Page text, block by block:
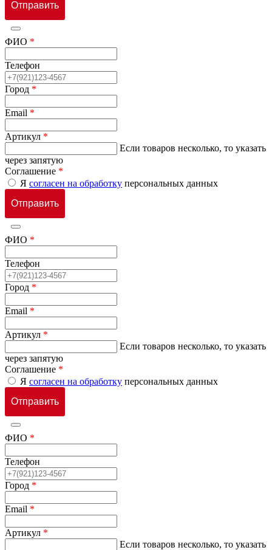
ФИО *
Телефон
Город *
Email *
Артикул *
Если товаров несколько, то указать
через запятую
Соглашение *
Я согласен на обработку персональных данных
ФИО *
Телефон
Город *
Email *
Артикул *
Если товаров несколько, то указать
через запятую
Соглашение *
Я согласен на обработку персональных данных
ФИО *
Телефон
Город *
Email *
Артикул *
Если товаров несколько, то указать